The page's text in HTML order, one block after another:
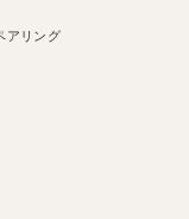
アリング